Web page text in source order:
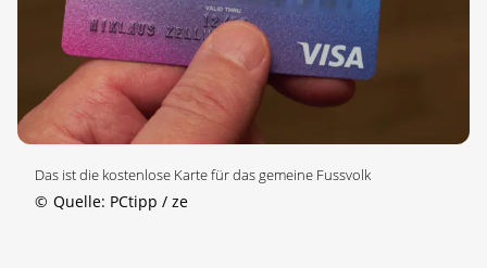
Das ist die kostenlose Karte für das gemeine Fussvolk
© Quelle: PCtipp / ze